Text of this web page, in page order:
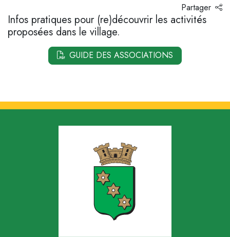
Partager
Infos pratiques pour (re)découvrir les activités
proposées dans le village.
GUIDE DES ASSOCIATIONS